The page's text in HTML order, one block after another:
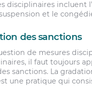
disciplinaires incluent
et le
des sanctions
de mesures
il faut toujours
sanctions. La
une pratique qui